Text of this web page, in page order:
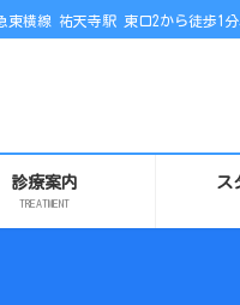
横線 祐天寺駅 東口2から徒歩1分
診療案内
TREATMENT
ス